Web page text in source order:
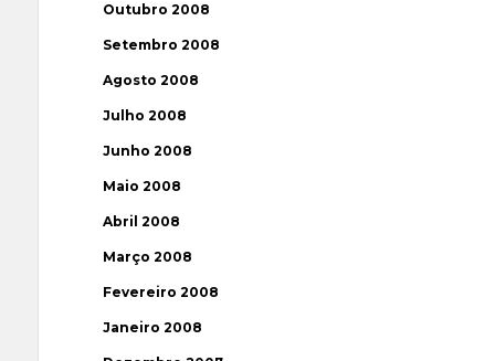
Outubro 2008
Setembro 2008
Agosto 2008
Julho 2008
Junho 2008
Maio 2008
Abril 2008
Março 2008
Fevereiro 2008
Janeiro 2008